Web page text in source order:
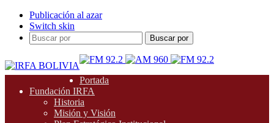
Publicación al azar
Switch skin
Buscar por
Portada
Fundación IRFA
Historia
Misión y Visión